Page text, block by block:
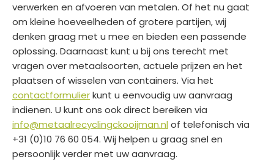
verwerken en afvoeren van metalen. Of het nu gaat
om kleine hoeveelheden of grotere partijen, wij
denken graag met u mee en bieden een passende
oplossing. Daarnaast kunt u bij ons terecht met
vragen over metaalsoorten, actuele prijzen en het
plaatsen of wisselen van containers. Via het
contactformulierkunt u eenvoudig uw aanvraag
indienen. U kunt ons ook direct bereiken via
info@metaalrecyclingckooijman.nl of telefonisch via
+31 (0)10 76 60 054. Wij helpen u graag snel en
persoonlijk verder met uw aanvraag.